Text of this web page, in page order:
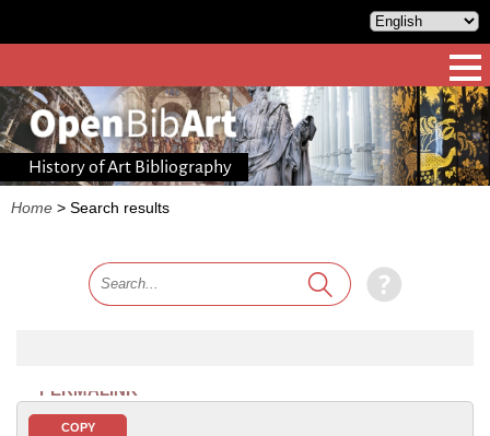
History of Art Bibliography
Home > Search results
PERMALINK
COPY